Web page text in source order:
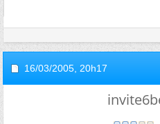
16/03/2005, 20h17